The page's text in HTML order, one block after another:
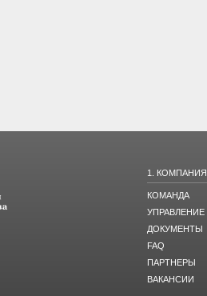
1. КОМПАНИЯ
КОМАНДА
УПРАВЛЕНИЕ
ДОКУМЕНТЫ
FAQ
ПАРТНЕРЫ
ВАКАНСИИ